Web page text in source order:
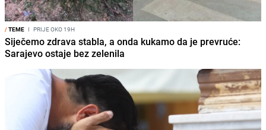
/TEME I PRIJE OKO 19H
Siječemo zdrava stabla, a onda kukamo da je prevruće:
Sarajevo ostaje bez zelenila